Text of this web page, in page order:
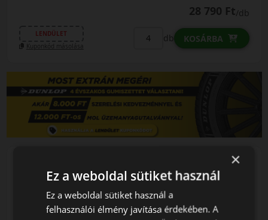
28 790 Ft/db
LENDÜLET
Kuponkód másolása
db KOSÁRBA
0 értékelés
×
Ez a weboldal sütiket használ
Ez a weboldal sütiket használ a
felhasználói élmény javítása érdekében. A